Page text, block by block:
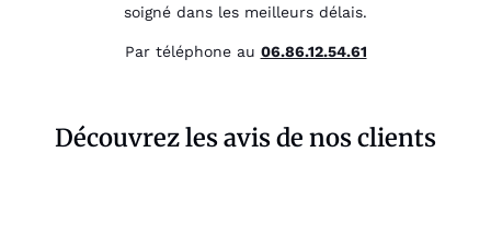
soigné dans les meilleurs délais.
Par téléphone au 06.86.12.54.61
Découvrez les avis de nos clients